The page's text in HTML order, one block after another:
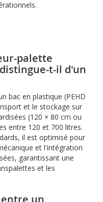
palette
t-il d'un
bac en plastique (PEHD
et le stockage sur
(120 × 80 cm ou
entre 120 et 700 litres.
il est optimisé pour
et l'intégration
garantissant une
et les
un